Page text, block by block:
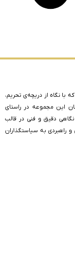
نگاه از دریچه‌ی تحریم،
این مجموعه در راستای
نگاهی دقیق و فنی در قالب
راهبردی به سیاستگذاران